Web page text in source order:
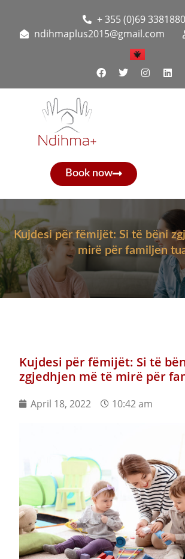
+ 355 (0)69 3381880
ndihmaplus2015@gmail.com
Book now
Kujdesi për fëmijët: Si të bëni
mirë për familjen
Kujdesi për fëmijët: Si të
zgjedhjen më të mirë për
April 18, 2022 10:42 am